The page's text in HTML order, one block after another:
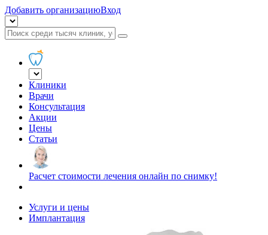
Добавить организациюВход
Клиники
Врачи
Консультация
Акции
Цены
Статьи
Расчет стоимости лечения онлайн по снимку!
Услуги и цены
Имплантация